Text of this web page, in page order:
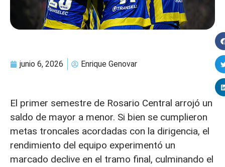
junio 6, 2026 Enrique Genovar
El primer semestre de Rosario Central arrojó un
saldo de mayor a menor. Si bien se cumplieron
metas troncales acordadas con la dirigencia, el
rendimiento del equipo experimentó un
marcado declive en el tramo final, culminando el